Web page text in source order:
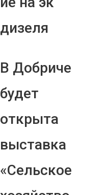
дизеля
В Добриче
будет
открыта
выставка
«Сельское